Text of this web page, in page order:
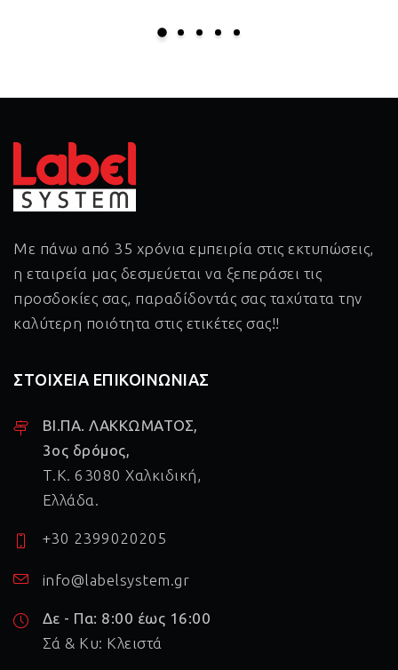
Με πάνω από 35 χρόνια εμπειρία στις εκτυπώσεις,
η εταιρεία μας δεσμεύεται να ξεπεράσει τις
προσδοκίες σας, παραδίδοντάς σας ταχύτατα την
καλύτερη ποιότητα στις ετικέτες σας!!
ΣΤΟΙΧΕΙΑ ΕΠΙΚΟΙΝΩΝΙΑΣ
ΒΙ.ΠΑ. ΛΑΚΚΩΜΑΤΟΣ,
3ος δρόμος,
Τ.Κ. 63080 Χαλκιδική,
Ελλάδα.
+30 2399020205
info@labelsystem.gr
Δε - Πα: 8:00 έως 16:00
Σά & Κυ: Κλειστά